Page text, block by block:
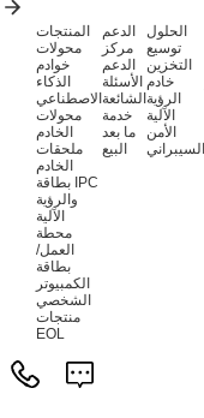
المنتجات
محولات
خوادم
الذكاء
الاصطناعي
محولات
الخادم
ملحقات
الخادم
بطاقة IPC
والرؤية
الآلية
محطة
العمل/
بطاقة
الكمبيوتر
الشخصي
منتجات
EOL
الدعم
مركز
الدعم
الأسئلة
الشائعة
خدمة
ما بعد
البيع
الحلول
توسيع
التخزين
خادم
الرؤية
الآلية
الأمن
السيبراني